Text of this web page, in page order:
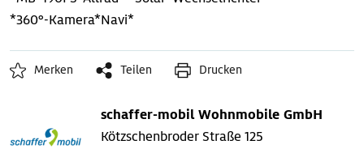
*360°-Kamera*Navi*
Merken Teilen Drucken
schaffer-mobil Wohnmobile GmbH
Kötzschenbroder Straße 125